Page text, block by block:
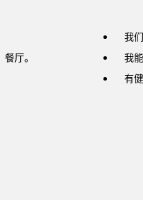
厅。
我
我
有